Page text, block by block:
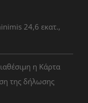
24,6 εκατ.,
η Κάρτα
της δήλωσης